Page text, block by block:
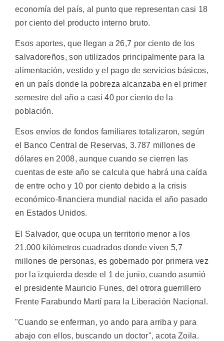
economía del país, al punto que representan casi 18
por ciento del producto interno bruto.
Esos aportes, que llegan a 26,7 por ciento de los
salvadoreños, son utilizados principalmente para la
alimentación, vestido y el pago de servicios básicos,
en un país donde la pobreza alcanzaba en el primer
semestre del año a casi 40 por ciento de la
población.
Esos envíos de fondos familiares totalizaron, según
el Banco Central de Reservas, 3.787 millones de
dólares en 2008, aunque cuando se cierren las
cuentas de este año se calcula que habrá una caída
de entre ocho y 10 por ciento debido a la crisis
económico-financiera mundial nacida el año pasado
en Estados Unidos.
El Salvador, que ocupa un territorio menor a los
21.000 kilómetros cuadrados donde viven 5,7
millones de personas, es gobernado por primera vez
por la izquierda desde el 1 de junio, cuando asumió
el presidente Mauricio Funes, del otrora guerrillero
Frente Farabundo Martí para la Liberación Nacional.
"Cuando se enferman, yo ando para arriba y para
abajo con ellos, buscando un doctor", acota Zoila.